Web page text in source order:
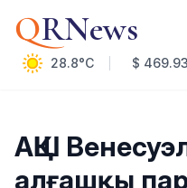
QRNews
28.8°C $ 469.93
АҚШ
алғашқы